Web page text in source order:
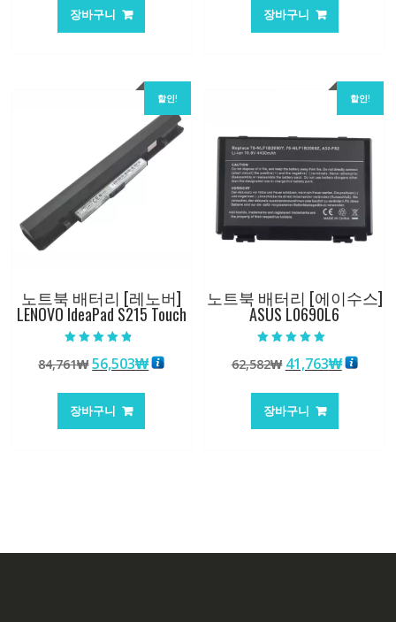
가
격:
장바구니
가
격:
장바구니
할인!
노트북 배터리 [레노버]
LENOVO IdeaPad S215 Touch
4.50
로 평가됨
84,761₩원
가
격:
56,503₩현
장바구니
할인!
노트북 배터리 [에이수스]
ASUS L0690L6
4.50
로 평가됨
62,582₩ 원
가
격:
41,763₩현
장바구니